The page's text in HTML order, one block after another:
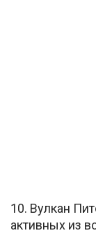
10. Вулкан
активных из